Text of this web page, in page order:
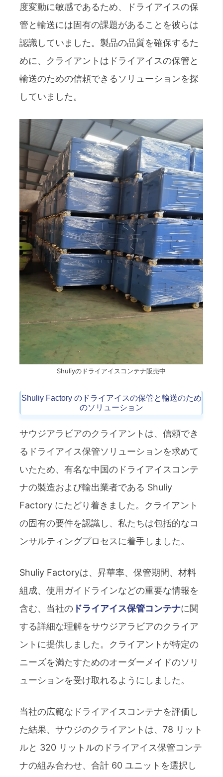
度変動に敏感であるため、ドライアイスの保
管と輸送には固有の課題があることを彼らは
認識していました。製品の品質を確保するた
めに、クライアントはドライアイスの保管と
輸送のための信頼できるソリューションを探
していました。
Shuliyのドライアイスコンテナ販売中
Shuliy Factory のドライアイスの保管と輸送のため
のソリューション
サウジアラビアのクライアントは、信頼でき
るドライアイス保管ソリューションを求めて
いたため、有名な中国のドライアイスコンテ
ナの製造および輸出業者である Shuliy
Factory にたどり着きました。クライアント
の固有の要件を認識し、私たちは包括的なコ
ンサルティングプロセスに着手しました。
Shuliy Factoryは、昇華率、保管期間、材料
組成、使用ガイドラインなどの重要な情報を
含む、当社の ドライアイス保管コンテナに関
する詳細な理解をサウジアラビアのクライア
ントに提供しました。クライアントが特定の
ニーズを満たすためのオーダーメイドのソリ
ューションを受け取れるようにしました。
当社の広範なドライアイスコンテナを評価し
た結果、サウジのクライアントは、78 リット
ルと 320 リットルのドライアイス保管コンテ
ナの組み合わせ、合計 60 ユニットを選択し